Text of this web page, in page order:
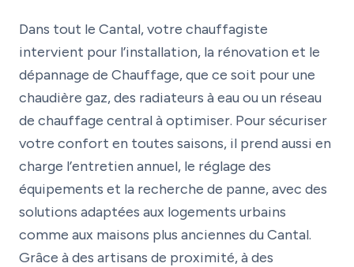
Dans tout le Cantal, votre chauffagiste
intervient pour l’installation, la rénovation et le
dépannage de Chauffage, que ce soit pour une
chaudière gaz, des radiateurs à eau ou un réseau
de chauffage central à optimiser. Pour sécuriser
votre confort en toutes saisons, il prend aussi en
charge l’entretien annuel, le réglage des
équipements et la recherche de panne, avec des
solutions adaptées aux logements urbains
comme aux maisons plus anciennes du Cantal.
Grâce à des artisans de proximité, à des